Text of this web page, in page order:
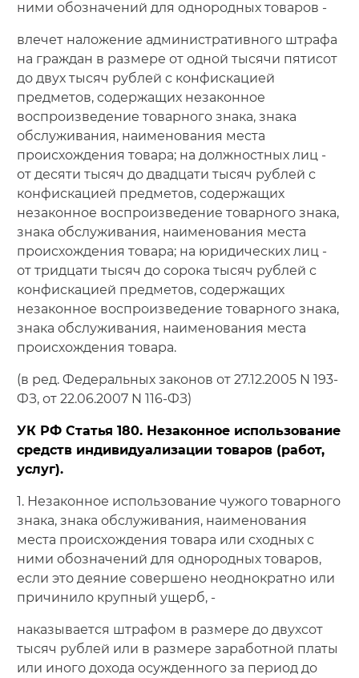
ними обозначений для однородных товаров -
влечет наложение административного штрафа
на граждан в размере от одной тысячи пятисот
до двух тысяч рублей с конфискацией
предметов, содержащих незаконное
воспроизведение товарного знака, знака
обслуживания, наименования места
происхождения товара; на должностных лиц -
от десяти тысяч до двадцати тысяч рублей с
конфискацией предметов, содержащих
незаконное воспроизведение товарного знака,
знака обслуживания, наименования места
происхождения товара; на юридических лиц -
от тридцати тысяч до сорока тысяч рублей с
конфискацией предметов, содержащих
незаконное воспроизведение товарного знака,
знака обслуживания, наименования места
происхождения товара.
(в ред. Федеральных законов от 27.12.2005 N 193-
ФЗ, от 22.06.2007 N 116-ФЗ)
УК РФ Статья 180. Незаконное использование
средств индивидуализации товаров (работ,
услуг).
1. Незаконное использование чужого товарного
знака, знака обслуживания, наименования
места происхождения товара или сходных с
ними обозначений для однородных товаров,
если это деяние совершено неоднократно или
причинило крупный ущерб, -
наказывается штрафом в размере до двухсот
тысяч рублей или в размере заработной платы
или иного дохода осужденного за период до